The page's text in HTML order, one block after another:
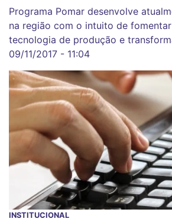
Programa Pomar desenvolve
na região com o intuito de
tecnologia de produção e
09/11/2017 - 11:04
INSTITUCIONAL